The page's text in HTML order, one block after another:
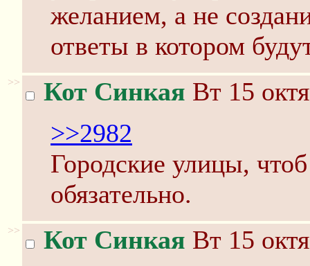
желанием, а не
ответы в котором
>> Кот Синкая Вт 15
>>2982
Городские улицы,
обязательно.
>> Кот Синкая Вт 15